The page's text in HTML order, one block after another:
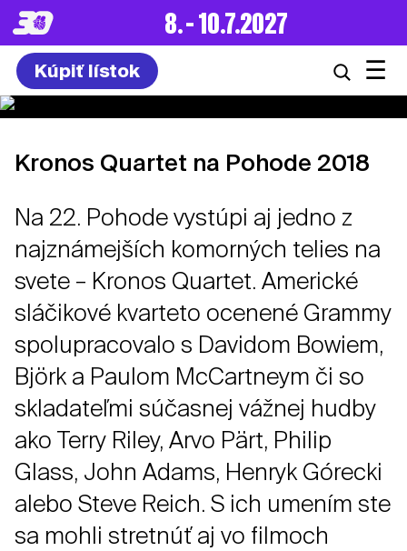
8. – 10.7.2027
Kúpiť lístok ☰
Kronos Quartet na Pohode 2018
Na 22. Pohode vystúpi aj jedno z
najznámejších komorných telies na
svete – Kronos Quartet. Americké
sláčikové kvarteto ocenené Grammy
spolupracovalo s Davidom Bowiem,
Björk a Paulom McCartneym či so
skladateľmi súčasnej vážnej hudby
ako Terry Riley, Arvo Pärt, Philip
Glass, John Adams, Henryk Górecki
alebo Steve Reich. S ich umením ste
sa mohli stretnúť aj vo filmoch